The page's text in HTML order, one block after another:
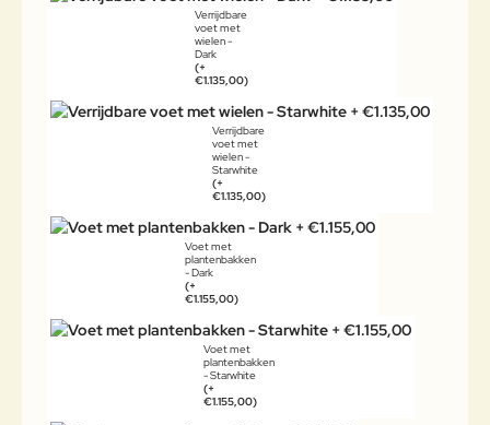
Verrijdbare
voet met
wielen -
Dark
(+
€1.135,00)
Verrijdbare
voet met
wielen -
Starwhite
(+
€1.135,00)
Voet met
plantenbakken
- Dark
(+
€1.155,00)
Voet met
plantenbakken
- Starwhite
(+
€1.155,00)